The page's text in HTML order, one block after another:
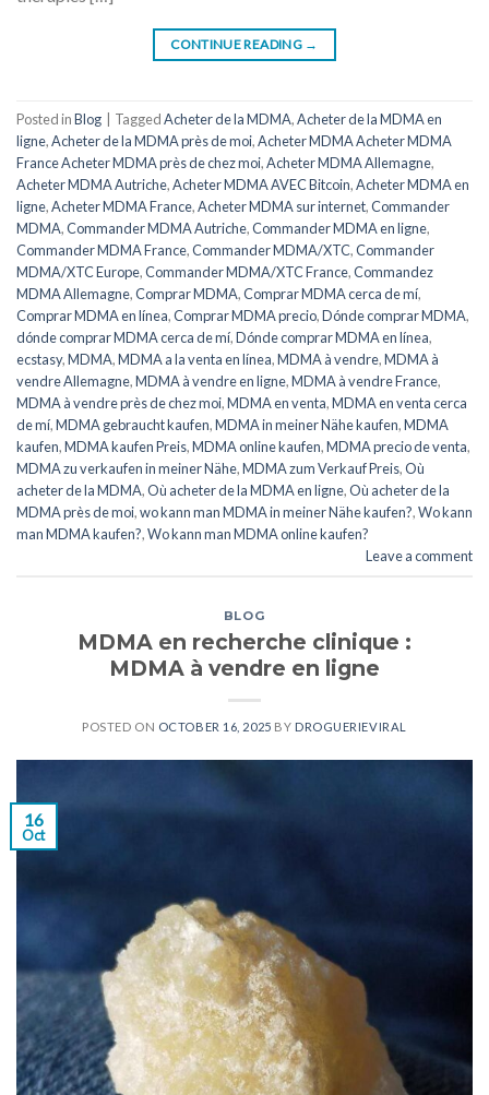
CONTINUE READING →
Posted inBlog TaggedAcheter de la MDMA,Acheter de la MDMA en
ligne,Acheter de la MDMA près de moi,Acheter MDMA Acheter MDMA
France Acheter MDMA près de chez moi,Acheter MDMA Allemagne,
Acheter MDMA Autriche,Acheter MDMA AVEC Bitcoin,Acheter MDMA en
ligne,Acheter MDMA France,Acheter MDMA sur internet,Commander
MDMA,Commander MDMA Autriche,Commander MDMA en ligne,
Commander MDMA France,Commander MDMA/XTC,Commander
MDMA/XTC Europe,Commander MDMA/XTC France,Commandez
MDMA Allemagne,Comprar MDMA,Comprar MDMA cerca de mí,
Comprar MDMA en línea,Comprar MDMA precio,Dónde comprar MDMA,
dónde comprar MDMA cerca de mí,Dónde comprar MDMA en línea,
ecstasy,MDMA,MDMA a la venta en línea,MDMA à vendre,MDMA à
vendre Allemagne,MDMA à vendre en ligne,MDMA à vendre France,
MDMA à vendre près de chez moi,MDMA en venta,MDMA en venta cerca
de mí,MDMA gebraucht kaufen,MDMA in meiner Nähe kaufen,MDMA
kaufen,MDMA kaufen Preis,MDMA online kaufen,MDMA precio de venta,
MDMA zu verkaufen in meiner Nähe,MDMA zum Verkauf Preis,Où
acheter de la MDMA,Où acheter de la MDMA en ligne,Où acheter de la
MDMA près de moi,wo kann man MDMA in meiner Nähe kaufen?,Wo kann
man MDMA kaufen?,Wo kann man MDMA online kaufen?
Leave a comment
BLOG
MDMA en recherche clinique :
MDMA à vendre en ligne
POSTED ON OCTOBER 16, 2025 BY DROGUERIEVIRAL
16
Oct